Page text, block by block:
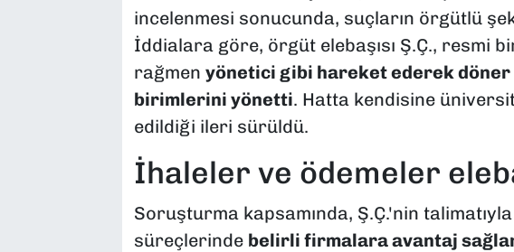
incelenmesi sonucunda, suçların örgütlü
İddialara göre, örgüt elebaşısı Ş.Ç., resmi
rağmen yönetici gibi hareket ederek döner
birimlerini yönetti. Hatta kendisine
edildiği ileri sürüldü.
İhaleler ve ödemeler
Soruşturma kapsamında, Ş.Ç.'nin
süreçlerinde belirli firmalara avantaj